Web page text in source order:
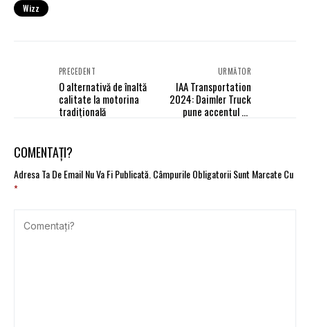
Wizz
PRECEDENT
O alternativă de înaltă
calitate la motorina
tradițională
URMĂTOR
IAA Transportation
2024: Daimler Truck
pune accentul pe
COMENTAȚI?
Adresa Ta De Email Nu Va Fi Publicată. Câmpurile Obligatorii Sunt Marcate Cu
*